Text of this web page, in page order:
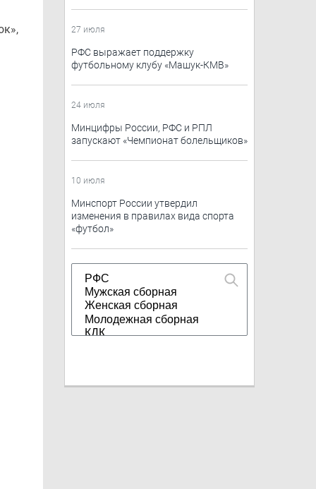
27 июля
РФС выражает поддержку
футбольному клубу «Машук-КМВ»
24 июля
Минцифры России, РФС и РПЛ
запускают «Чемпионат болельщиков»
10 июля
Минспорт России утвердил
изменения в правилах вида спорта
«футбол»